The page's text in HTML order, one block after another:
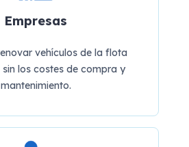
Empresas
vehículos de la flota
los costes de compra y
mantenimiento.